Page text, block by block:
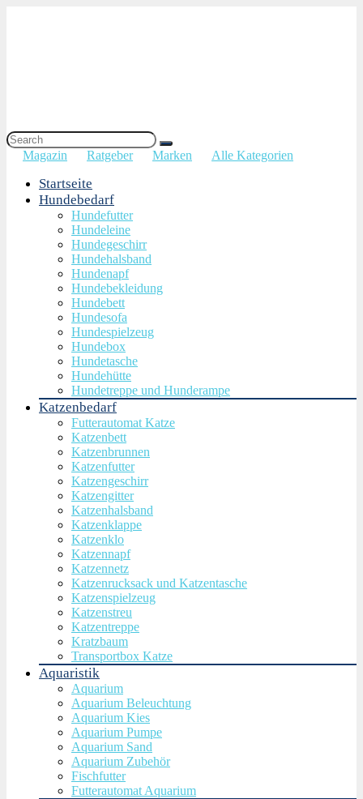
Magazin Ratgeber Marken Alle Kategorien
Startseite
Hundebedarf
Hundefutter
Hundeleine
Hundegeschirr
Hundehalsband
Hundenapf
Hundebekleidung
Hundebett
Hundesofa
Hundespielzeug
Hundebox
Hundetasche
Hundehütte
Hundetreppe und Hunderampe
Katzenbedarf
Futterautomat Katze
Katzenbett
Katzenbrunnen
Katzenfutter
Katzengeschirr
Katzengitter
Katzenhalsband
Katzenklappe
Katzenklo
Katzennapf
Katzennetz
Katzenrucksack und Katzentasche
Katzenspielzeug
Katzenstreu
Katzentreppe
Kratzbaum
Transportbox Katze
Aquaristik
Aquarium
Aquarium Beleuchtung
Aquarium Kies
Aquarium Pumpe
Aquarium Sand
Aquarium Zubehör
Fischfutter
Futterautomat Aquarium